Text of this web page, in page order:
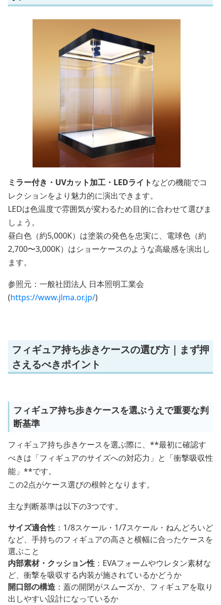
ミラー付き・UVカット加工・LEDライトなどの機能でコ
レクションをより魅力的に演出できます。
LEDは色温度で雰囲気が変わるため目的に合わせて選びま
しょう。
昼白色（約5,000K）は塗装の発色を忠実に、電球色（約
2,700〜3,000K）はショーケースのような高級感を演出し
ます。
参照元：一般社団法人 日本照明工業会
(https://www.jlma.or.jp/)
フィギュア持ち歩きケースの選び方｜まず押
さえるべきポイント
フィギュア持ち歩きケースを選ぶうえで重要な判
断基準
フィギュア持ち歩きケースを選ぶ際に、**最初に確認す
べきは「フィギュアのサイズへの対応力」と「衝撃吸収性
能」**です。
この2点がケース選びの根幹となります。
主な判断基準は以下の3つです。
サイズ適合性 ：1/8スケール・1/7スケール・ねんどろいど
など、手持ちのフィギュアの高さと横幅に合ったケースを
選ぶこと
内部素材・クッション性 ：EVAフォームやウレタン素材な
ど、衝撃を吸収する内装が施されているかどうか
開口部の構造 ：蓋の開閉がスムーズか、フィギュアを取り
出しやすい設計になっているか